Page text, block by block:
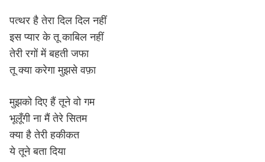
पत्थर है तेरा दिल दिल नहीं
इस प्यार के तू काबिल नहीं
तेरी रगों में बहती जफा
तू क्या करेगा मुझसे वफ़ा
मुझको दिए हैं तूने वो गम
भूलूँगी ना मैं तेरे सितम
क्या है तेरी हकीकत
ये तूने बता दिया